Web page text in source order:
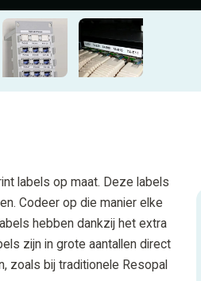
labels op maat. Deze labels
Codeer op die manier elke
hebben dankzij het extra
zijn in grote aantallen direct
zoals bij traditionele Resopal